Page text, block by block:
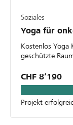
Soziales
Yoga für
Kostenlos Yoga
geschützte
CHF 8’190
Projekt